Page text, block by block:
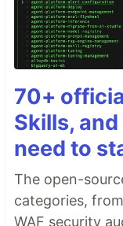
70+
Skills,
need to
The open-
categories,
WAF security